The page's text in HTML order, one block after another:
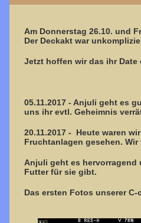
Am Donnerstag 26.10. und
Der Deckakt war
Jetzt hoffen wir das ihr Date
05.11.2017 - Anjuli geht es
uns ihr evtl. Geheimnis
20.11.2017 - Heute waren
Fruchtanlagen gesehen.
Anjuli geht es hervorragend
Futter für sie gibt.
Das ersten Fotos unserer C-